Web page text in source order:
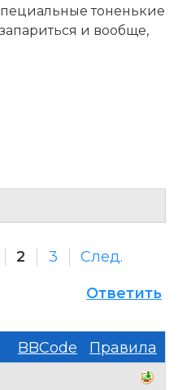
тоненькие
и вообще,
2 3 След.
Ответить
BBCode Правила